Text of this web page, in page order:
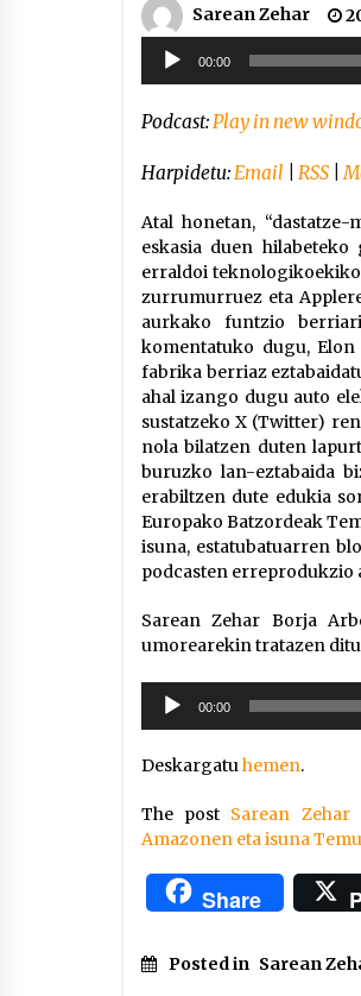
Sarean Zehar
Soinu
erreproduzigailua
00:00
Podcast: Play in new
Harpidetu: Email RSS
Atal honetan,
eskasia duen
erraldoi
zurrumurruez eta
aurkako funtzio
komentatuko dugu,
fabrika berriaz
ahal izango dugu auto
sustatzeko X (Twitter)
nola bilatzen duten
buruzko lan-eztabaida
erabiltzen dute edukia
Europako Batzordeak
isuna, estatubatuarren
podcasten erreprodukzio
Sarean Zehar Borja
umorearekin tratazen
Soinu
erreproduzigailua
00:00
Deskargatu hemen.
The post Sarean
Amazonen eta isuna
Share
Posted in Sarean